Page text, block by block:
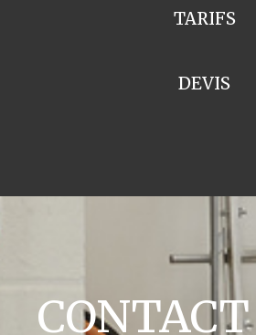
TARIFS
DEVIS